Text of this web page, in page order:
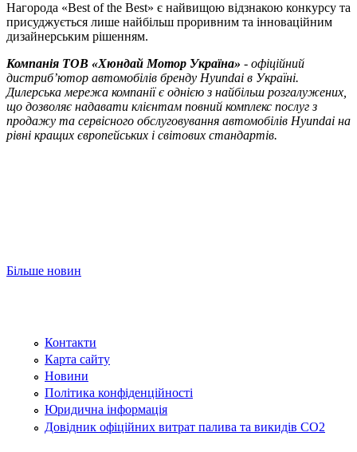
Нагорода «Best of the Best» є найвищою відзнакою конкурсу та
присуджується лише найбільш проривним та інноваційним
дизайнерським рішенням.
Компанія ТOВ «Хюндай Мотор Україна» - офіційний
дистриб’ютор автомобілів бренду Hyundai в Україні.
Дилерська мережа компанії є однією з найбільш розгалужених,
що дозволяє надавати клієнтам повний комплекс послуг з
продажу та сервісного обслуговування автомобілів Hyundai на
рівні кращих європейських і світових стандартів.
Більше новин
Контакти
Карта сайту
Новини
Політика конфіденційності
Юридична інформація
Довідник офіційних витрат палива та викидів СО2